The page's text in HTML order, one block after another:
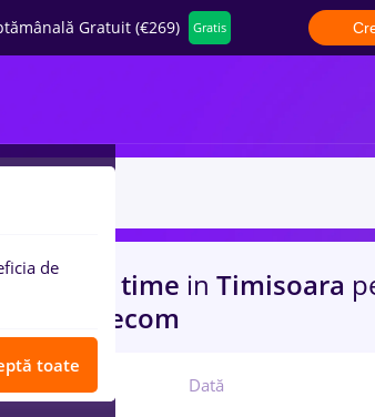
Gratuit (€269) Gratis
Full time in Timisoara
IT / Telecom
Dată
de
toate